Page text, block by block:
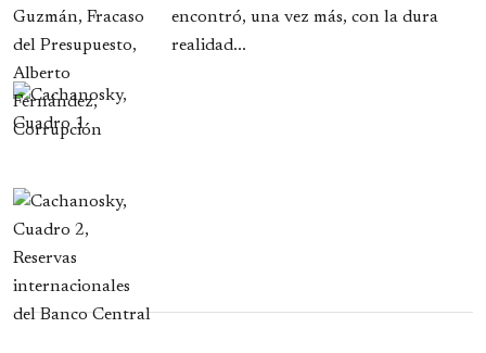
encontró, una vez más, con la dura
realidad...